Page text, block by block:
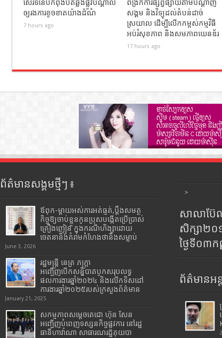
ស៊េរីទំនើបកំពុងបត់ឆ្លងផ្លូវបណ្តាល
ឲ្យរងការខូចខាតយ៉ាងដំណំ
7 hours ago
ពង្រីកការផ្សព្វផ្សាយតាមបណ្តាញ
សង្គម និងវិទ្យុដល់តំបន់ដាច់
ស្រយាល ដើម្បីលើកកម្ពស់កម្មវិធី
អប់រំសុខភាព និងសមភាពយេនឌ័រ
17 hours ago
ព័ត៌មានសង្គមថ្មីៗ ៖
ឪពុក-ម្ដាយអស់ការអត់ធ្មត់,ប្ដឹងសមត្ថ
កិច្ចឱ្យចាប់ខ្លួនកូនប្រុសបង្កើតប្រើប្រាស់
គ្រឿងញៀន ក្នុងករណីហិង្សាដោយ
ចេតនានិងគំរាមកំហែងថានឹងសម្លាប់
June 3, 2026
រដ្ឋមន្រ្តី​ នេត្រ​ ភក្ត្រា​
អញ្ជើញបើកសន្និបាតបូកសរុបលទ្ធ
ផលការងារឆ្នាំ២០២៤ និងលើកទិសដៅ
ការងារឆ្នាំ២០២៥របស់​ក្រសួង​ព័ត៌មាន​
January 21, 2025
សកម្មភាពសម្តេចតេជោ ហ៊ុន សែន
អញ្ជើញបំពេញទស្សនកិច្ចផ្លូវការ នៅរដ្ឋ
ធានីហាវ៉ាណា សាធារណរដ្ឋគុយបា
>
សាលាប៊ែ
សិក្សា២
ថ្ងៃទី០៣
ព័ត៌មានអន្